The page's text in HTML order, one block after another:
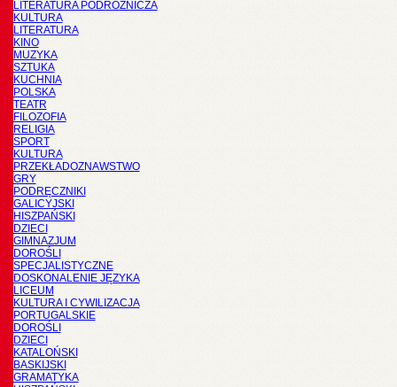
LITERATURA PODRÓŻNICZA
KULTURA
LITERATURA
KINO
MUZYKA
SZTUKA
KUCHNIA
POLSKA
TEATR
FILOZOFIA
RELIGIA
SPORT
KULTURA
PRZEKŁADOZNAWSTWO
GRY
PODRĘCZNIKI
GALICYJSKI
HISZPAŃSKI
DZIECI
GIMNAZJUM
DOROŚLI
SPECJALISTYCZNE
DOSKONALENIE JĘZYKA
LICEUM
KULTURA I CYWILIZACJA
PORTUGALSKIE
DOROŚLI
DZIECI
KATALOŃSKI
BASKIJSKI
GRAMATYKA